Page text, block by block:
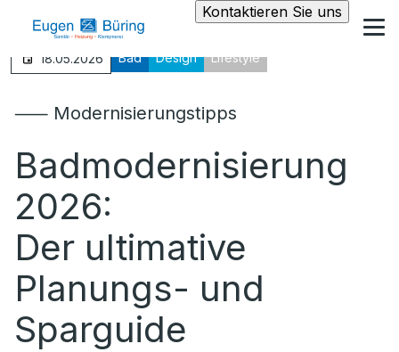
Kontaktieren Sie uns
18.05.2026 Bad Design Lifestyle
⸺ Modernisierungstipps
Badmodernisierung
2026:
Der ultimative
Planungs- und
Sparguide